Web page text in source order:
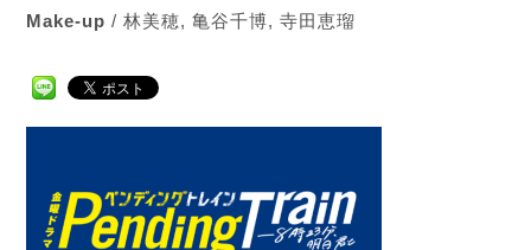
Make-up / 林美穂, 亀谷千博, 寺田恵瑠